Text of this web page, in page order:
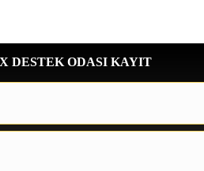
DESTEK ODASI KAYIT